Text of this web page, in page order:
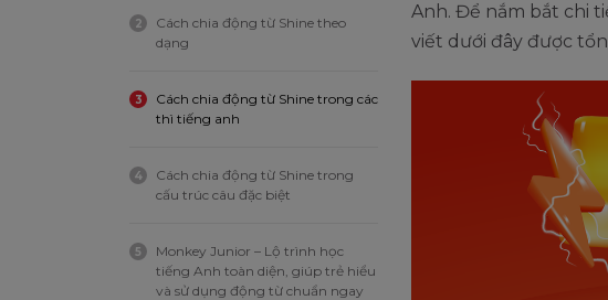
2
Cách chia động từ Shine theo
dạng
3
Cách chia động từ Shine trong các
thì tiếng anh
4
Cách chia động từ Shine trong
cấu trúc câu đặc biệt
5
Monkey Junior – Lộ trình học
tiếng Anh toàn diện, giúp trẻ hiểu
và sử dụng động từ chuẩn ngay
Anh. Để nắm bắt chi
viết dưới đây được